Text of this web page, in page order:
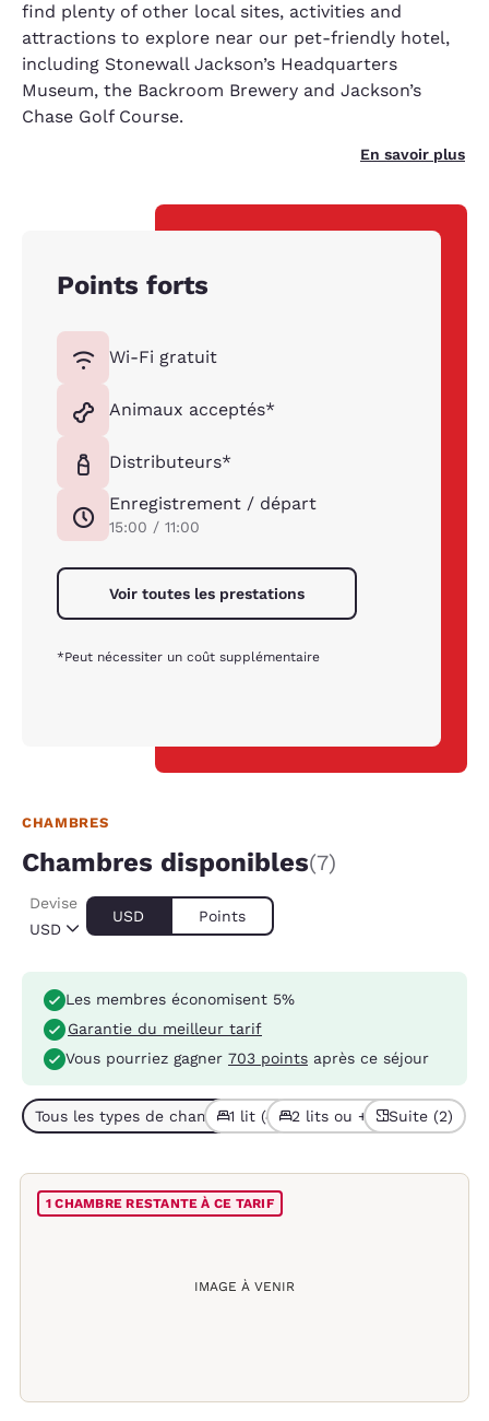
find plenty of other local sites, activities and
attractions to explore near our pet-friendly hotel,
including Stonewall Jackson’s Headquarters
Museum, the Backroom Brewery and Jackson’s
Chase Golf Course.
En savoir plus
Points forts
Wi-Fi gratuit
Animaux acceptés*
Distributeurs*
Enregistrement / départ
15:00 / 11:00
Voir toutes les prestations
*Peut nécessiter un coût supplémentaire
CHAMBRES
Chambres disponibles(7)
USD
Devise
USD Points
Les membres économisent 5%
Garantie du meilleur tarif
Vous pourriez gagner 703 points après ce séjour
Tous les types de chambres (7)
1 lit (4) 2 lits ou + (3)Suite (2)
IMAGE À VENIR
1 CHAMBRE RESTANTE À CE TARIF